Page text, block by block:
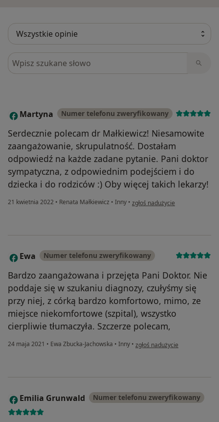
Szukaj w opiniach
M Martyna Numer telefonu zweryfikowany
Serdecznie polecam dr Małkiewicz! Niesamowite
zaangażowanie, skrupulatność. Dostałam
odpowiedź na każde zadane pytanie. Pani doktor
sympatyczna, z odpowiednim podejściem i do
dziecka i do rodziców :) Oby więcej takich lekarzy!
21 kwietnia 2022 • Renata Małkiewicz • Inny • w opinii użytkownika Martyna
zgłoś nadużycie
E Ewa Numer telefonu zweryfikowany
Bardzo zaangażowana i przejęta Pani Doktor. Nie
poddaje się w szukaniu diagnozy, czułyśmy się
przy niej, z córką bardzo komfortowo, mimo, ze
miejsce niekomfortowe (szpital), wszystko
cierpliwie tłumaczyła. Szczerze polecam,
24 maja 2021 • Ewa Zbucka-Jachowska • Inny • w opinii użytkownika Ewa
zgłoś nadużycie
E Emilia Grunwald Numer telefonu zweryfikowany